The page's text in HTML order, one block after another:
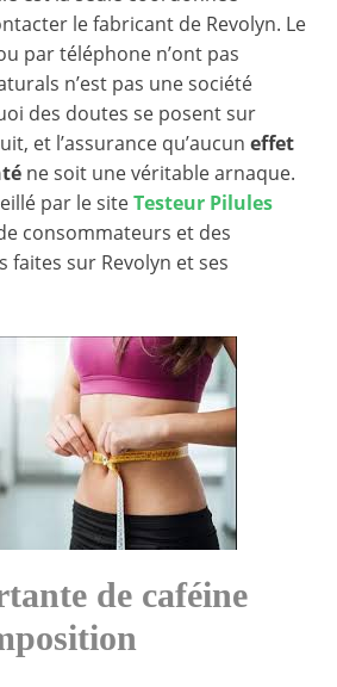
le fabricant de Revolyn. Le
par téléphone n’ont pas
n’est pas une société
des doutes se posent sur
et l’assurance qu’aucun effet
ne soit une véritable arnaque.
par le siteTesteur Pilules
consommateurs et des
faites sur Revolyn et ses
de caféine